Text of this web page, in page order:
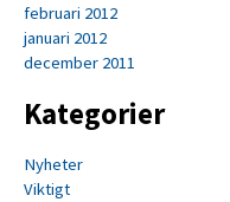
februari 2012
januari 2012
december 2011
Kategorier
Nyheter
Viktigt